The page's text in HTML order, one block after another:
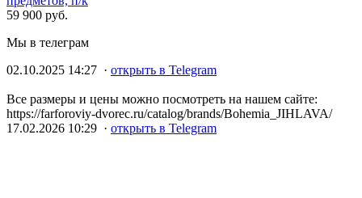
59 900 руб.
Мы в телеграм
02.10.2025 14:27 · открыть в Telegram
Все размеры и цены можно посмотреть на нашем сайте:
https://farforoviy-dvorec.ru/catalog/brands/Bohemia_JIHLAVA/
17.02.2026 10:29 · открыть в Telegram